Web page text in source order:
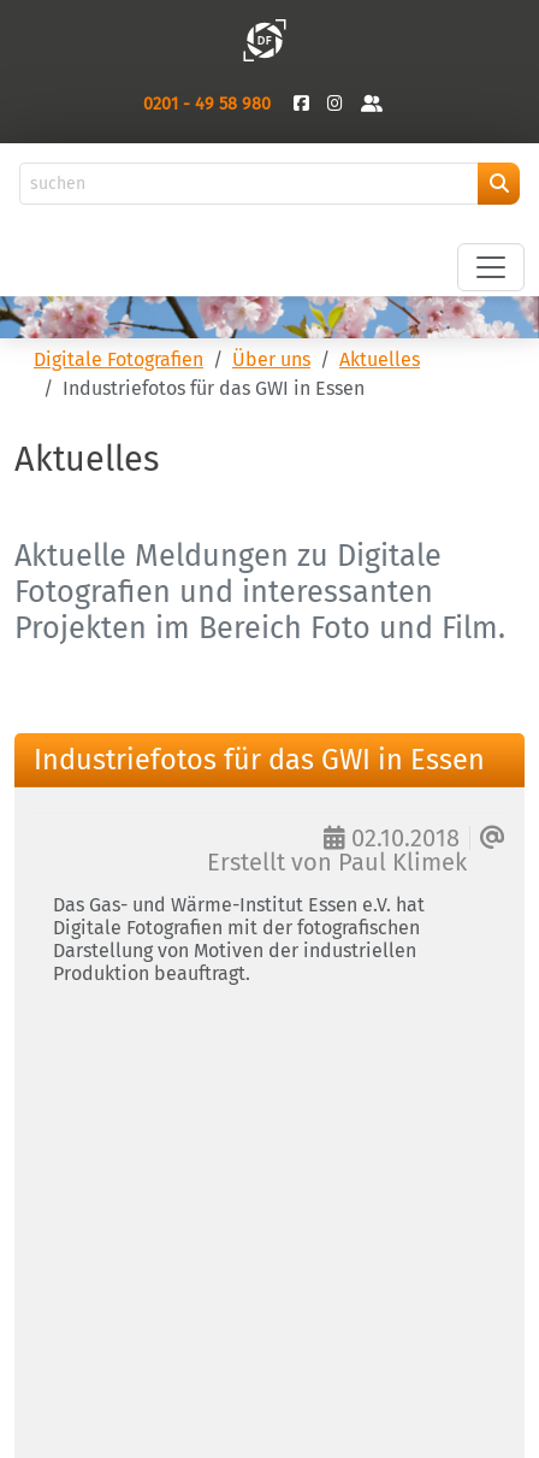
0201 - 49 58 980
Digitale Fotografien Über uns
Aktuelles
Industriefotos für das GWI in Essen
Aktuelles
Aktuelle Meldungen zu Digitale
Fotografien und interessanten
Projekten im Bereich Foto und Film.
Industriefotos für das GWI in Essen
02.10.2018
Erstellt von Paul Klimek
Das Gas- und Wärme-Institut Essen e.V. hat
Digitale Fotografien mit der fotografischen
Darstellung von Motiven der industriellen
Produktion beauftragt.